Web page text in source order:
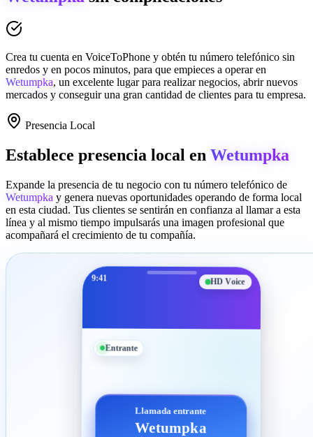
Crea tu cuenta en VoiceToPhone y obtén tu número telefónico sin
enredos y en pocos minutos, para que empieces a operar en
Wetumpka, un excelente lugar para realizar negocios, abrir nuevos
mercados y conseguir una gran cantidad de clientes para tu empresa.
Presencia Local
Establece presencia local en Wetumpka
Expande la presencia de tu negocio con tu número telefónico de
Wetumpka y genera nuevas oportunidades operando de forma local
en esta ciudad. Tus clientes se sentirán en confianza al llamar a esta
línea y al mismo tiempo impulsarás una imagen profesional que
acompañará el crecimiento de tu compañía.
9:41 HD Voice
Entrante
Llamada entrante
Wetumpka